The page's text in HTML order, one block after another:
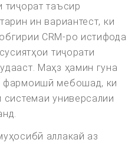
тиҷорат таъсир
ин вариантест, ки
CRM-ро истифода
тиҷорати
Маҳз ҳамин гуна
фармоишӣ мебошад, ки
универсалии
аллакай аз